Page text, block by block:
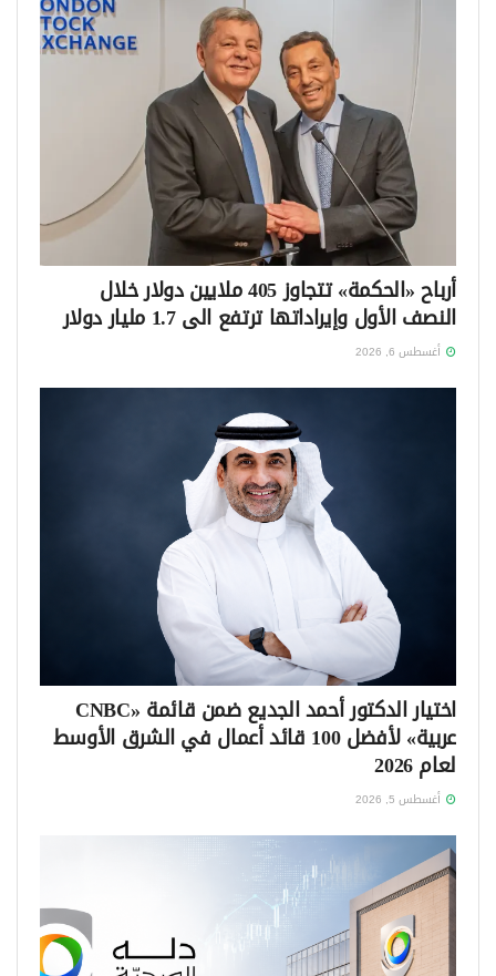
أرباح «الحكمة» تتجاوز 405 ملايين دولار خلال
النصف الأول وإيراداتها ترتفع الى 1.7 مليار دولار
أغسطس 6, 2026
اختيار الدكتور أحمد الجديع ضمن قائمة «CNBC
عربية» لأفضل 100 قائد أعمال في الشرق الأوسط
لعام 2026
أغسطس 5, 2026